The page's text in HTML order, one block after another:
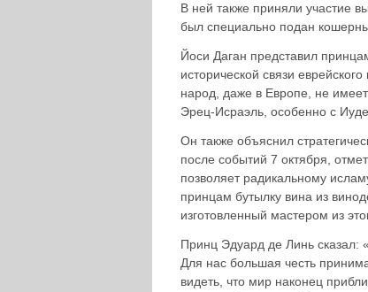
В ней также приняли участие
был специально подан
Йоси Даган представил
исторической связи
народ, даже в Европе, не имеет
Эрец-Исраэль, особенно с
Он также объяснил
после событий 7 октября,
позволяет радикальному
принцам бутылку вина из
изготовленный мастером из
Принц Эдуард де Линь сказал:
Для нас большая честь
видеть, что мир наконец